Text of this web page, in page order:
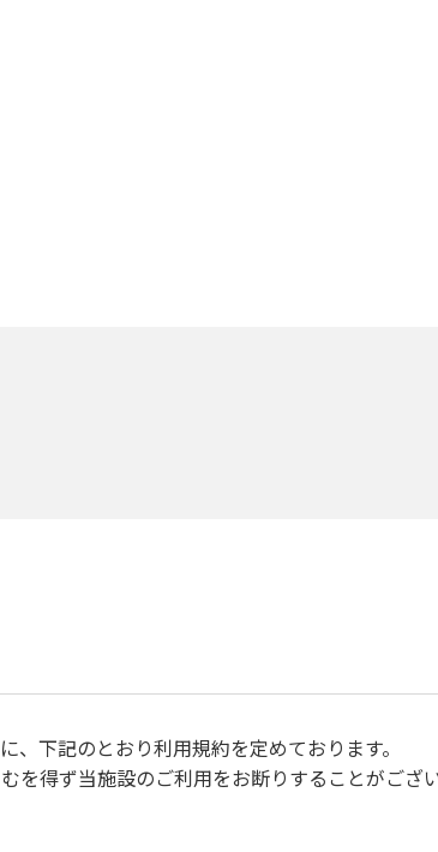
下記のとおり利用規約を定めております。
得ず当施設のご利用をお断りすることがござい